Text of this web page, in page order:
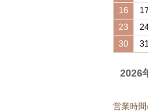
2026
16
17
23
30
31
営業時